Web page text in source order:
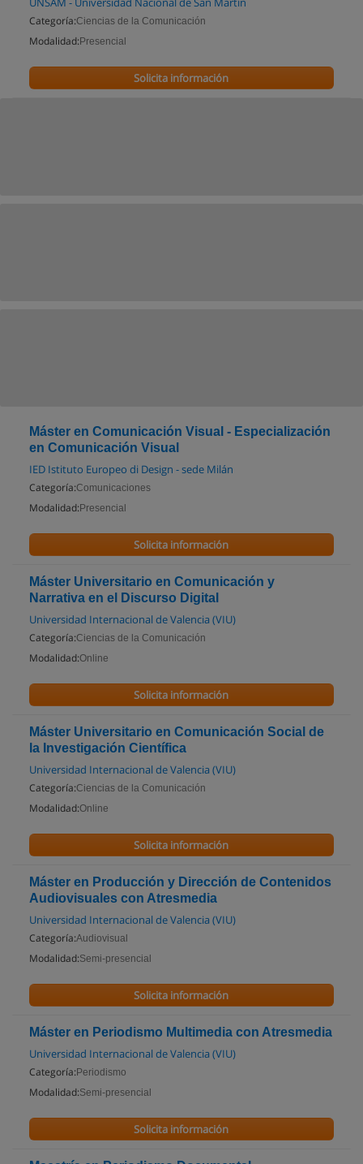
Categoría:Ciencias de la Comunicación
Modalidad: Presencial
Solicita información
Máster en Comunicación Visual - Especialización
en Comunicación Visual
IED Istituto Europeo di Design - sede Milán
Categoría:Comunicaciones
Modalidad: Presencial
Solicita información
Máster Universitario en Comunicación y
Narrativa en el Discurso Digital
Universidad Internacional de Valencia (VIU)
Categoría:Ciencias de la Comunicación
Modalidad:Online
Solicita información
Máster Universitario en Comunicación Social de
la Investigación Científica
Universidad Internacional de Valencia (VIU)
Categoría:Ciencias de la Comunicación
Modalidad:Online
Solicita información
Máster en Producción y Dirección de Contenidos
Audiovisuales con Atresmedia
Universidad Internacional de Valencia (VIU)
Categoría:Audiovisual
Modalidad:Semi-presencial
Solicita información
Máster en Periodismo Multimedia con Atresmedia
Universidad Internacional de Valencia (VIU)
Categoría: Periodismo
Modalidad:Semi-presencial
Solicita información